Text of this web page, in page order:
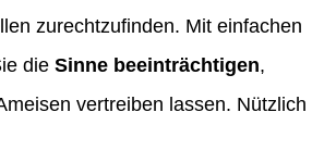
zurechtzufinden. Mit einfachen
die Sinne beeinträchtigen,
vertreiben lassen. Nützlich